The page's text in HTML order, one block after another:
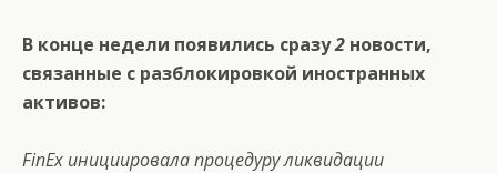
В конце недели появились сразу2 новости,
связанные с разблокировкой иностранных
активов:
FinEx инициировала процедуру ликвидации